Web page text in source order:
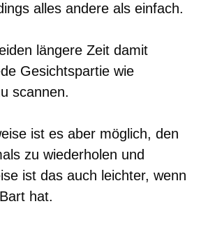
alles andere als einfach.
längere Zeit damit
Gesichtspartie wie
scannen.
ist es aber möglich, den
zu wiederholen und
ist das auch leichter, wenn
hat.